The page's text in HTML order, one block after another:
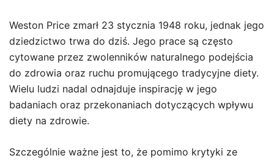
Weston Price zmarł 23 stycznia 1948 roku, jednak jego
dziedzictwo trwa do dziś. Jego prace są często
cytowane przez zwolenników naturalnego podejścia
do zdrowia oraz ruchu promującego tradycyjne diety.
Wielu ludzi nadal odnajduje inspirację w jego
badaniach oraz przekonaniach dotyczących wpływu
diety na zdrowie.
Szczególnie ważne jest to, że pomimo krytyki ze